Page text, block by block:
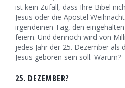
ist kein Zufall, dass Ihre Bibel
Jesus oder die Apostel
irgendeinen Tag, den
feiern. Und dennoch wird von
jedes Jahr der 25. Dezember als
Jesus geboren sein soll. Warum?
25. DEZEMBER?